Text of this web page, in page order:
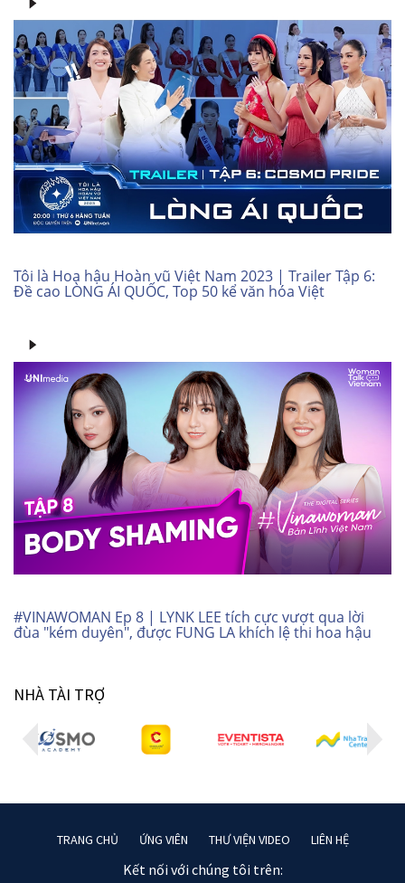
Tôi là Hoa hậu Hoàn vũ Việt Nam 2023 | Trailer Tập 6:
Đề cao LÒNG ÁI QUỐC, Top 50 kể văn hóa Việt
#VINAWOMAN Ep 8 | LYNK LEE tích cực vượt qua lời
đùa "kém duyên", được FUNG LA khích lệ thi hoa hậu
NHÀ TÀI TRỢ
TRANG CHỦ ỨNG VIÊN THƯ VIỆN VIDEO LIÊN HỆ
Kết nối với chúng tôi trên: